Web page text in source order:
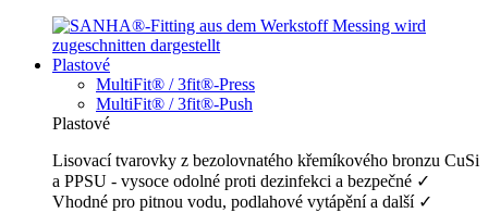
Plastové
MultiFit® / 3fit®-Press
MultiFit® / 3fit®-Push
Plastové
Lisovací tvarovky z bezolovnatého křemíkového bronzu CuSi
a PPSU - vysoce odolné proti dezinfekci a bezpečné ✓
Vhodné pro pitnou vodu, podlahové vytápění a další ✓